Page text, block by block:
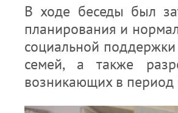
В ходе беседы был
планирования и
социальной
семей, а также
возникающих в период